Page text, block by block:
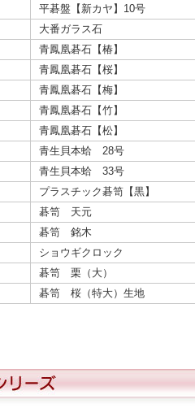
平碁盤【新カヤ】10号
大番ガラス石
青鳳凰碁石【椿】
青鳳凰碁石【桜】
青鳳凰碁石【梅】
青鳳凰碁石【竹】
青鳳凰碁石【松】
青生貝本蛤 28号
青生貝本蛤 33号
プラスチック碁笥【黒】
碁笥 天元
碁笥 銘木
ショウギクロック
碁笥 栗（大）
碁笥 桜（特大）生地